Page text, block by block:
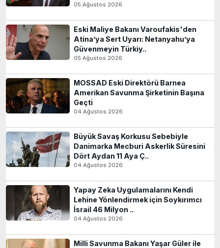
05 Ağustos 2026
Eski Maliye Bakanı Varoufakis'den
Atina’ya Sert Uyarı: Netanyahu’ya
Güvenmeyin Türkiy..
05 Ağustos 2026
MOSSAD Eski Direktörü Barnea
Amerikan Savunma Şirketinin Başına
Geçti
04 Ağustos 2026
Büyük Savaş Korkusu Sebebiyle
Danimarka Mecburi Askerlik Süresini
Dört Aydan 11 Aya Ç..
04 Ağustos 2026
Yapay Zeka Uygulamalarını Kendi
Lehine Yönlendirmek için Soykırımcı
İsrail 46 Milyon ..
04 Ağustos 2026
Milli Savunma Bakanı Yaşar Güler ile